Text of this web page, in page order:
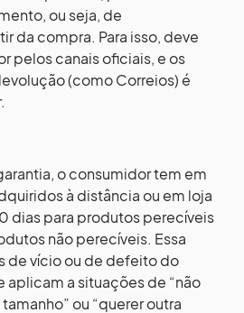
ou seja, de
da compra. Para isso, deve
pelos canais oficiais, e os
(como Correios) é
o consumidor tem em
à distância ou em loja
dias para produtos perecíveis
não perecíveis. Essa
de vício ou de defeito do
aplicam a situações de “não
ou “querer outra